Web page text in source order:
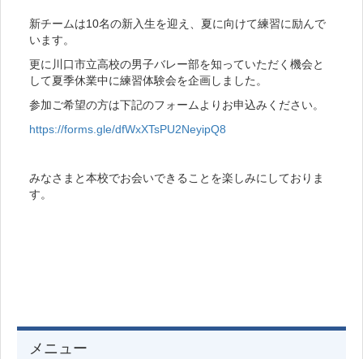
新チームは10名の新入生を迎え、夏に向けて練習に励んで
います。
更に川口市立高校の男子バレー部を知っていただく機会と
して夏季休業中に練習体験会を企画しました。
参加ご希望の方は下記のフォームよりお申込みください。
https://forms.gle/dfWxXTsPU2NeyipQ8
みなさまと本校でお会いできることを楽しみにしておりま
す。
メニュー